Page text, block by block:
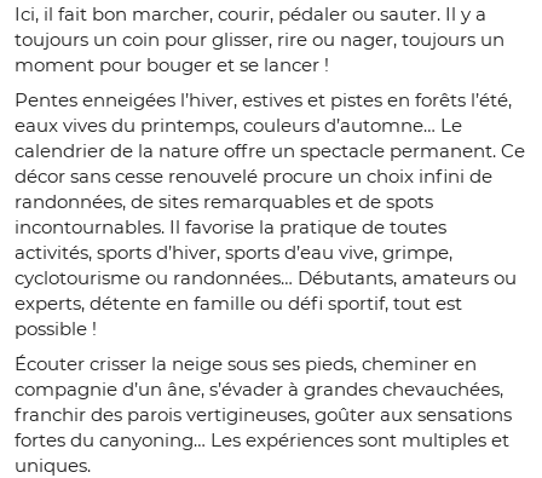
Ici, il fait bon marcher, courir, pédaler ou sauter. Il y a
toujours un coin pour glisser, rire ou nager, toujours un
moment pour bouger et se lancer !
Pentes enneigées l’hiver, estives et pistes en forêts l’été,
eaux vives du printemps, couleurs d’automne… Le
calendrier de la nature offre un spectacle permanent. Ce
décor sans cesse renouvelé procure un choix infini de
randonnées, de sites remarquables et de spots
incontournables. Il favorise la pratique de toutes
activités, sports d’hiver, sports d’eau vive, grimpe,
cyclotourisme ou randonnées… Débutants, amateurs ou
experts, détente en famille ou défi sportif, tout est
possible !
Écouter crisser la neige sous ses pieds, cheminer en
compagnie d’un âne, s’évader à grandes chevauchées,
franchir des parois vertigineuses, goûter aux sensations
fortes du canyoning… Les expériences sont multiples et
uniques.